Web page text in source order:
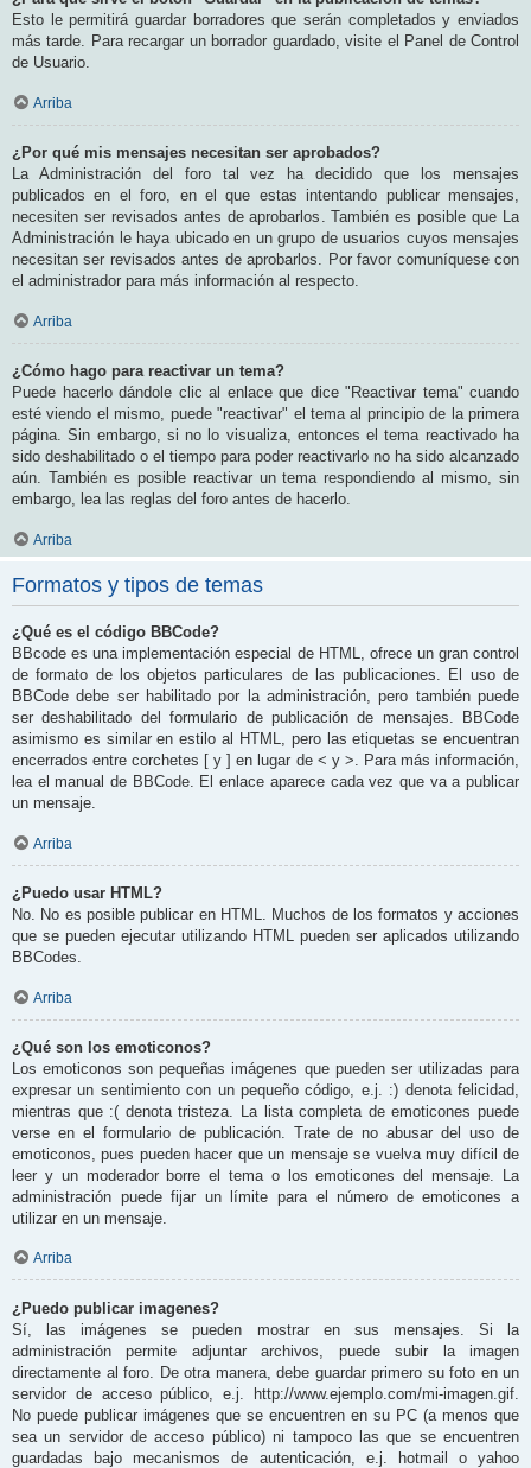
Esto le permitirá guardar borradores que serán completados y enviados
más tarde. Para recargar un borrador guardado, visite el Panel de Control
de Usuario.
Arriba
¿Por qué mis mensajes necesitan ser aprobados?
La Administración del foro tal vez ha decidido que los mensajes
publicados en el foro, en el que estas intentando publicar mensajes,
necesiten ser revisados antes de aprobarlos. También es posible que La
Administración le haya ubicado en un grupo de usuarios cuyos mensajes
necesitan ser revisados antes de aprobarlos. Por favor comuníquese con
el administrador para más información al respecto.
Arriba
¿Cómo hago para reactivar un tema?
Puede hacerlo dándole clic al enlace que dice "Reactivar tema" cuando
esté viendo el mismo, puede "reactivar" el tema al principio de la primera
página. Sin embargo, si no lo visualiza, entonces el tema reactivado ha
sido deshabilitado o el tiempo para poder reactivarlo no ha sido alcanzado
aún. También es posible reactivar un tema respondiendo al mismo, sin
embargo, lea las reglas del foro antes de hacerlo.
Arriba
Formatos y tipos de temas
¿Qué es el código BBCode?
BBcode es una implementación especial de HTML, ofrece un gran control
de formato de los objetos particulares de las publicaciones. El uso de
BBCode debe ser habilitado por la administración, pero también puede
ser deshabilitado del formulario de publicación de mensajes. BBCode
asimismo es similar en estilo al HTML, pero las etiquetas se encuentran
encerrados entre corchetes [ y ] en lugar de < y >. Para más información,
lea el manual de BBCode. El enlace aparece cada vez que va a publicar
un mensaje.
Arriba
¿Puedo usar HTML?
No. No es posible publicar en HTML. Muchos de los formatos y acciones
que se pueden ejecutar utilizando HTML pueden ser aplicados utilizando
BBCodes.
Arriba
¿Qué son los emoticonos?
Los emoticonos son pequeñas imágenes que pueden ser utilizadas para
expresar un sentimiento con un pequeño código, e.j. :) denota felicidad,
mientras que :( denota tristeza. La lista completa de emoticones puede
verse en el formulario de publicación. Trate de no abusar del uso de
emoticonos, pues pueden hacer que un mensaje se vuelva muy difícil de
leer y un moderador borre el tema o los emoticones del mensaje. La
administración puede fijar un límite para el número de emoticones a
utilizar en un mensaje.
Arriba
¿Puedo publicar imagenes?
Sí, las imágenes se pueden mostrar en sus mensajes. Si la
administración permite adjuntar archivos, puede subir la imagen
directamente al foro. De otra manera, debe guardar primero su foto en un
servidor de acceso público, e.j. http://www.ejemplo.com/mi-imagen.gif.
No puede publicar imágenes que se encuentren en su PC (a menos que
sea un servidor de acceso público) ni tampoco las que se encuentren
guardadas bajo mecanismos de autenticación, e.j. hotmail o yahoo